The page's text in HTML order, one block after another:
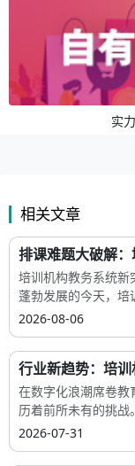
实
相关文章
排课难题大破解
培训机构教务系统新
蓬勃发展的今天，培
2026-08-06
行业新趋势：培
在数字化浪潮席卷教
历着前所未有的挑
2026-07-31